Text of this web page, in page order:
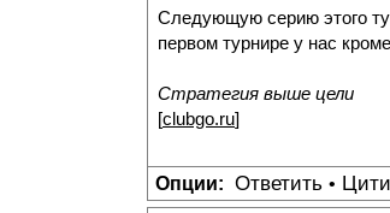
Следующую серию этого
первом турнире у нас
Стратегия выше цели
[clubgo.ru]
Опции: Ответить •